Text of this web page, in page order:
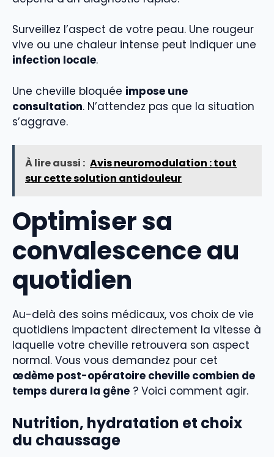
Surveillez l’aspect de votre peau. Une rougeur
vive ou une chaleur intense peut indiquer une
infection locale.
Une cheville bloquée impose une
consultation. N’attendez pas que la situation
s’aggrave.
À lire aussi : Avis neuromodulation : tout
sur cette solution antidouleur
Optimiser sa
convalescence au
quotidien
Au-delà des soins médicaux, vos choix de vie
quotidiens impactent directement la vitesse à
laquelle votre cheville retrouvera son aspect
normal. Vous vous demandez pour cet
œdème post-opératoire cheville combien de
temps durera la gêne ? Voici comment agir.
Nutrition, hydratation et choix
du chaussage